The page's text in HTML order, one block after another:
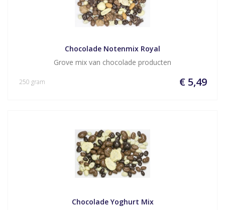
Chocolade Notenmix Royal
Grove mix van chocolade producten
€ 5,49
250 gram
Chocolade Yoghurt Mix